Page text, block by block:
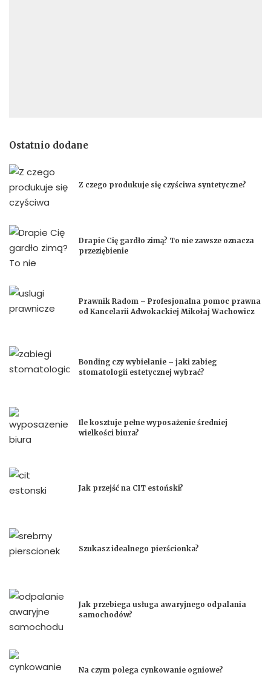
Ostatnio dodane
Z czego produkuje się czyściwa syntetyczne?
Drapie Cię gardło zimą? To nie zawsze oznacza
przeziębienie
Prawnik Radom – Profesjonalna pomoc prawna
od Kancelarii Adwokackiej Mikołaj Wachowicz
Bonding czy wybielanie – jaki zabieg
stomatologii estetycznej wybrać?
Ile kosztuje pełne wyposażenie średniej
wielkości biura?
Jak przejść na CIT estoński?
Szukasz idealnego pierścionka?
Jak przebiega usługa awaryjnego odpalania
samochodów?
Na czym polega cynkowanie ogniowe?